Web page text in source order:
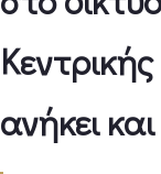
ανήκει